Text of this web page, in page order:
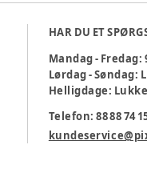
HAR DU ET
Mandag -
Lørdag - Søndag:
Helligdage:
Telefon: 88 88 74